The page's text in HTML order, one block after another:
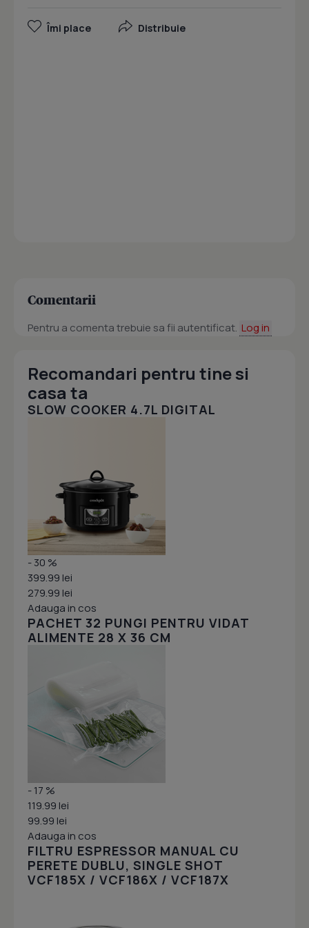
Îmi place Distribuie
Comentarii
Pentru a comenta trebuie sa fii autentificat. Log in
Recomandari pentru tine si
casa ta
SLOW COOKER 4.7L DIGITAL
- 30 %
399.99 lei
279.99 lei
Adauga in cos
PACHET 32 PUNGI PENTRU VIDAT
ALIMENTE 28 X 36 CM
- 17 %
119.99 lei
99.99 lei
Adauga in cos
FILTRU ESPRESSOR MANUAL CU
PERETE DUBLU, SINGLE SHOT
VCF185X / VCF186X / VCF187X